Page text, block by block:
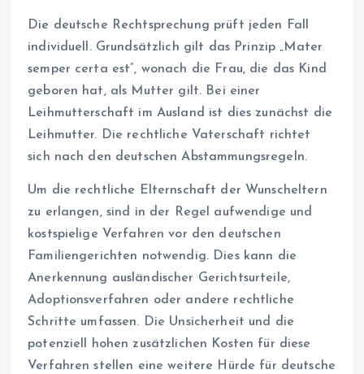
Die deutsche Rechtsprechung prüft jeden Fall
individuell. Grundsätzlich gilt das Prinzip „Mater
semper certa est“, wonach die Frau, die das Kind
geboren hat, als Mutter gilt. Bei einer
Leihmutterschaft im Ausland ist dies zunächst die
Leihmutter. Die rechtliche Vaterschaft richtet
sich nach den deutschen Abstammungsregeln.
Um die rechtliche Elternschaft der Wunscheltern
zu erlangen, sind in der Regel aufwendige und
kostspielige Verfahren vor den deutschen
Familiengerichten notwendig. Dies kann die
Anerkennung ausländischer Gerichtsurteile,
Adoptionsverfahren oder andere rechtliche
Schritte umfassen. Die Unsicherheit und die
potenziell hohen zusätzlichen Kosten für diese
Verfahren stellen eine weitere Hürde für deutsche